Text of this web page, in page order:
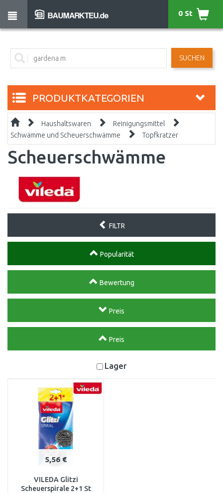
SUCHEN
0 St
PRODUKTKATEGORIEN
Haushaltswaren
Reinigungsmittel
Schwämme und Scheuerschwämme
Topfkratzer
Scheuerschwämme
FILTR
Popularität
Bewertung
Preis
Preis
Lager
5,56 €
VILEDA Glitzi
Scheuerspirale 2+1 St